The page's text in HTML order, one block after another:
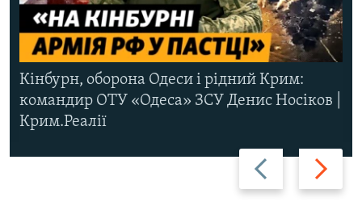
Назад Вперед
Кінбурн, оборона Одеси і рідний Крим:
командир ОТУ «Одеса» ЗСУ Денис Носіков |
Крим.Реалії